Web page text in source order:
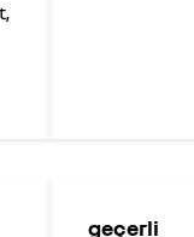
geçerli